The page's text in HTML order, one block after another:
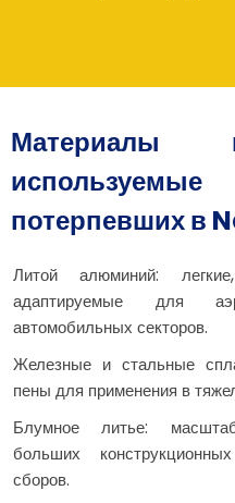
Материалы
потерпевших в
Литой алюминий:
адаптируемые для
автомобильных секторов.
Железные и стальные
пены для применения в
Блумное литье:
больших
сборов.